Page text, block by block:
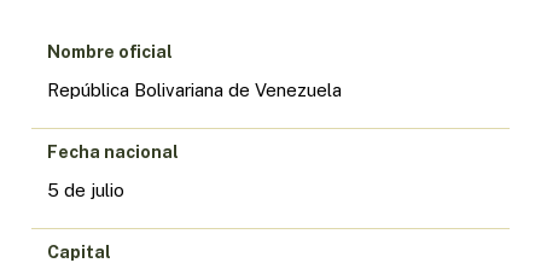
Nombre oficial
República Bolivariana de Venezuela
Fecha nacional
5 de julio
Capital